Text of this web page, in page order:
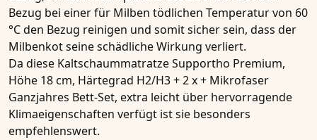
Bezug bei einer für Milben tödlichen Temperatur von 60
°C den Bezug reinigen und somit sicher sein, dass der
Milbenkot seine schädliche Wirkung verliert.
Da diese Kaltschaummatratze Supportho Premium,
Höhe 18 cm, Härtegrad H2/H3 + 2 x + Mikrofaser
Ganzjahres Bett-Set, extra leicht über hervorragende
Klimaeigenschaften verfügt ist sie besonders
empfehlenswert.